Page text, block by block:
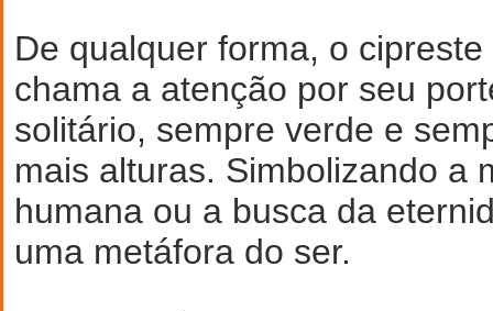
De qualquer forma, o
chama a atenção por seu
solitário, sempre verde e
mais alturas. Simbolizando a
humana ou a busca da
uma metáfora do ser.